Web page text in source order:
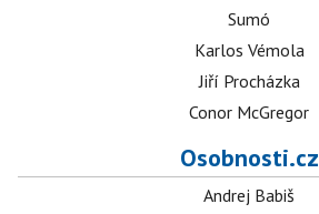
Sumó
Karlos Vémola
Jiří Procházka
Conor McGregor
Osobnosti.cz
Andrej Babiš